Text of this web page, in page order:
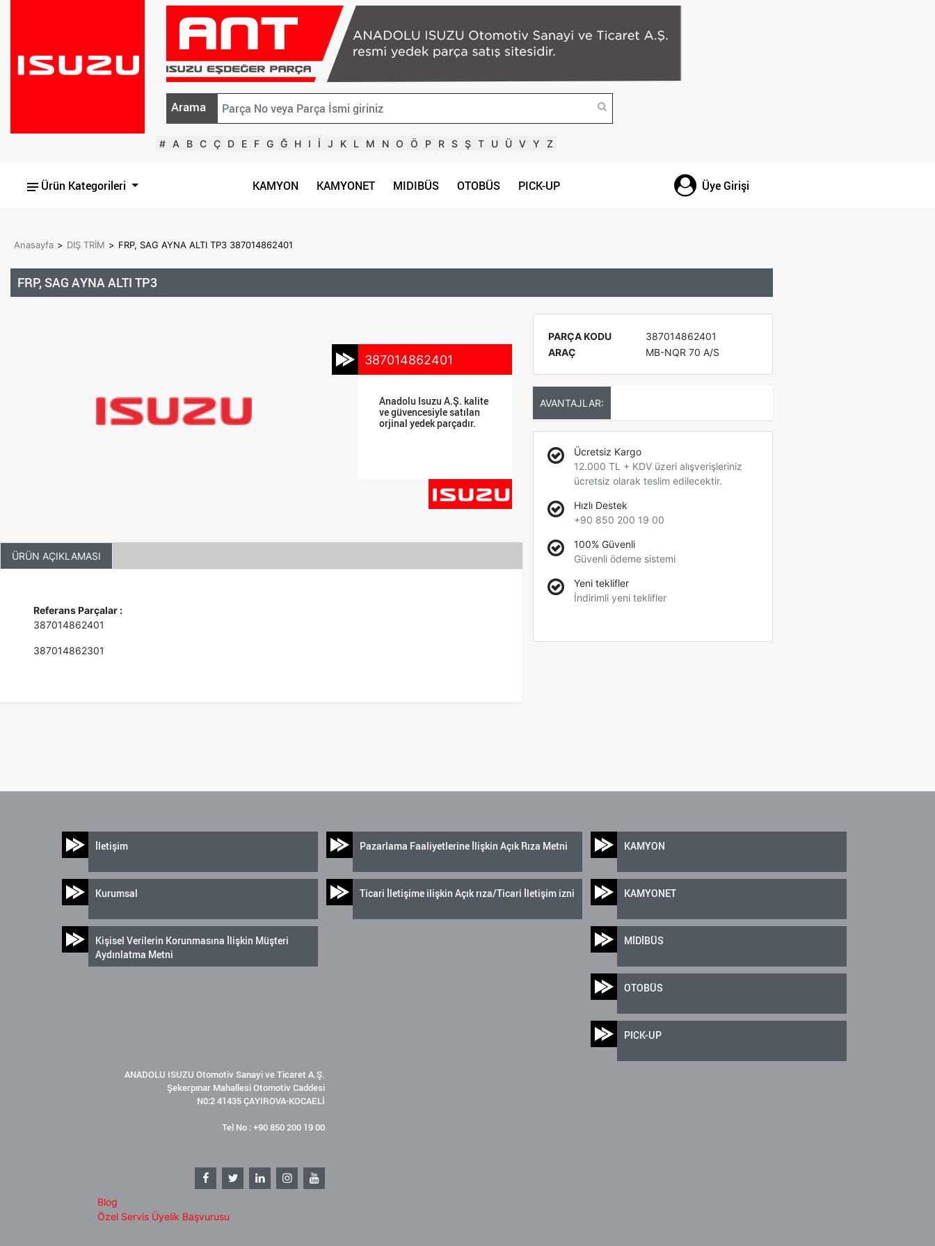
Arama
# A B C Ç D E F G Ğ H I İ J K L M N O Ö P R S Ş T U Ü V Y Z
Ürün Kategorileri KAMYON KAMYONET MIDIBÜS OTOBÜS PICK-UP Üye Girişi
Anasayfa > DIŞ TRİM > FRP, SAG AYNA ALTI TP3 387014862401
FRP, SAG AYNA ALTI TP3
387014862401
Anadolu Isuzu A.Ş. kalite
ve güvencesiyle satılan
orjinal yedek parçadır.
ÜRÜN AÇIKLAMASI
Referans Parçalar :
387014862401
387014862301
PARÇA KODU
387014862401
ARAÇ
MB-NQR 70 A/S
AVANTAJLAR:
Ücretsiz Kargo
12.000 TL + KDV üzeri alışverişleriniz
ücretsiz olarak teslim edilecektir.
Hızlı Destek
+90 850 200 19 00
100% Güvenli
Güvenli ödeme sistemi
Yeni teklifler
İndirimli yeni teklifler
İletişim
Kurumsal
Kişisel Verilerin Korunmasına İlişkin Müşteri
Aydınlatma Metni
Pazarlama Faaliyetlerine İlişkin Açık Rıza Metni
Ticari İletişime ilişkin Açık rıza/Ticari İletişim izni
KAMYON
KAMYONET
MİDİBÜS
OTOBÜS
PICK-UP
ANADOLU ISUZU Otomotiv Sanayi ve Ticaret A.Ş.
Şekerpınar Mahallesi Otomotiv Caddesi
N0:2 41435 ÇAYIROVA-KOCAELİ
Tel No : +90 850 200 19 00
Blog
Özel Servis Üyelik Başvurusu